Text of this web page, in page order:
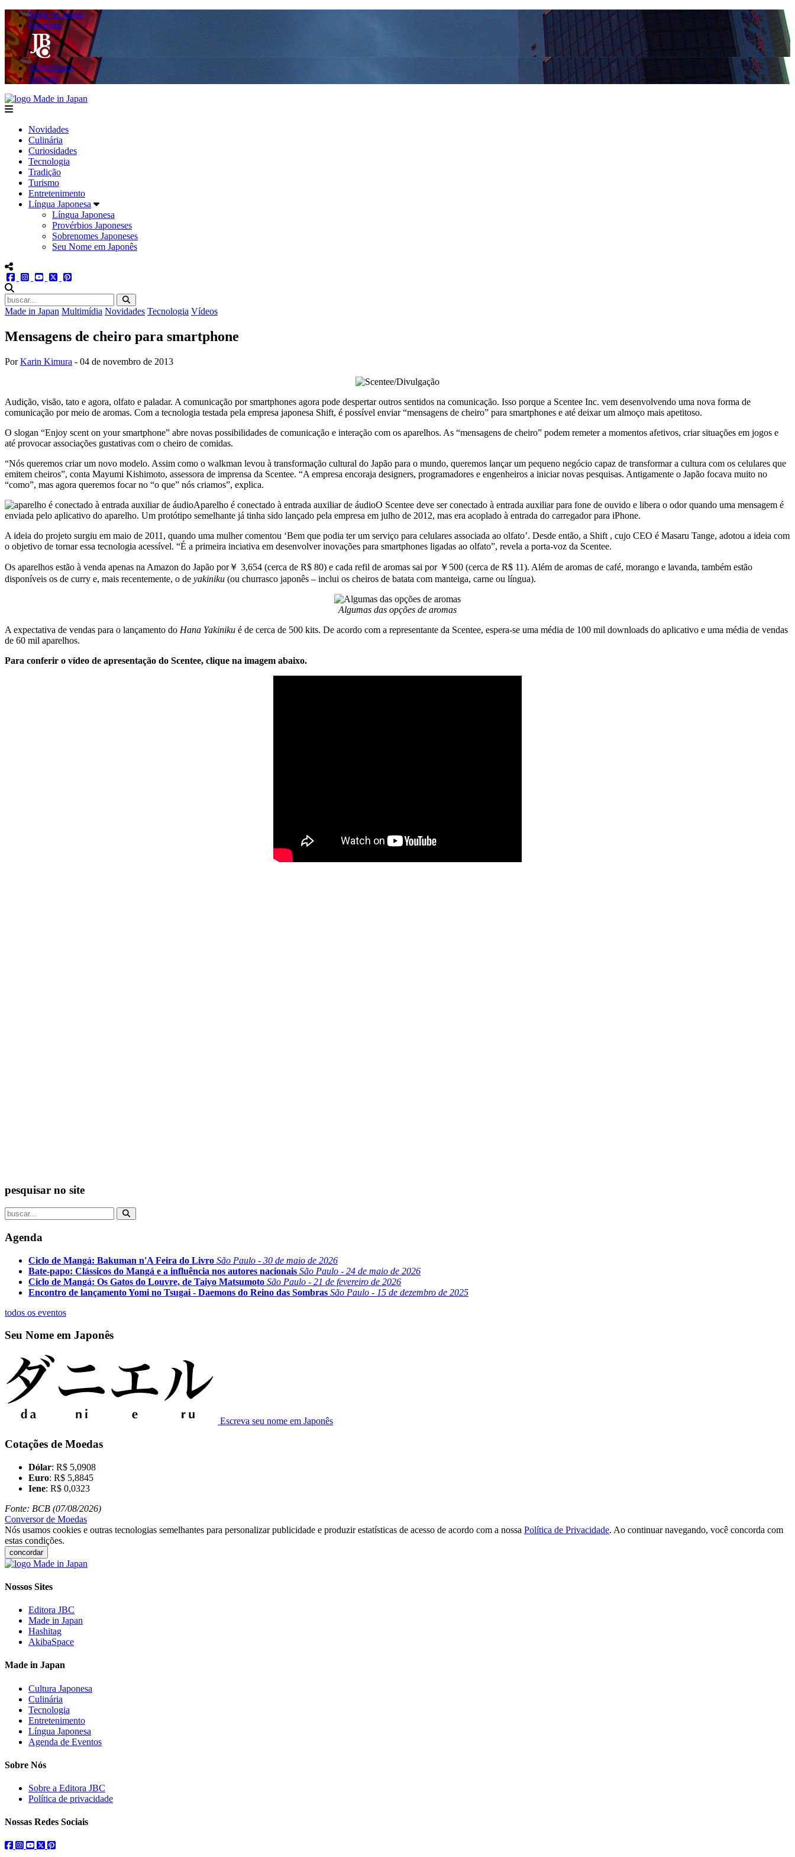
Made in Japan
Hashitag
AkibaSpace
Agenda
menu
Novidades
Culinária
Curiosidades
Tecnologia
Tradição
Turismo
Entretenimento
Língua Japonesa
Língua Japonesa
Provérbios Japoneses
Sobrenomes Japoneses
Seu Nome em Japonês
menu redes social
facebookinstagram
youtube
twitter
Made in Japan Multimídia Novidades Tecnologia Vídeos
Mensagens de cheiro para smartphone
PorKarin Kimura - 04 de novembro de 2013
Audição, visão, tato e agora, olfato e paladar. A comunicação por smartphones agora pode despertar outros sentidos na comunicação. Isso porque a Scentee Inc. vem desenvolvendo uma nova forma de
comunicação por meio de aromas. Com a tecnologia testada pela empresa japonesa Shift, é possível enviar “mensagens de cheiro” para smartphones e até deixar um almoço mais apetitoso.
O slogan “Enjoy scent on your smartphone” abre novas possibilidades de comunicação e interação com os aparelhos. As “mensagens de cheiro” podem remeter a momentos afetivos, criar situações em jogos e
até provocar associações gustativas com o cheiro de comidas.
“Nós queremos criar um novo modelo. Assim como o walkman levou à transformação cultural do Japão para o mundo, queremos lançar um pequeno negócio capaz de transformar a cultura com os celulares que
emitem cheiros”, conta Mayumi Kishimoto, assessora de imprensa da Scentee. “A empresa encoraja designers, programadores e engenheiros a iniciar novas pesquisas. Antigamente o Japão focava muito no
“como”, mas agora queremos focar no “o que” nós criamos”, explica.
Aparelho é conectado à entrada auxiliar de áudioO Scentee deve ser conectado à entrada auxiliar para fone de ouvido e libera o odor quando uma mensagem é
enviada pelo aplicativo do aparelho. Um protótipo semelhante já tinha sido lançado pela empresa em julho de 2012, mas era acoplado à entrada do carregador para iPhone.
A ideia do projeto surgiu em maio de 2011, quando uma mulher comentou ‘Bem que podia ter um serviço para celulares associada ao olfato’. Desde então, a Shift , cujo CEO é Masaru Tange, adotou a ideia com
o objetivo de tornar essa tecnologia acessível. “É a primeira inciativa em desenvolver inovações para smartphones ligadas ao olfato”, revela a porta-voz da Scentee.
Os aparelhos estão à venda apenas na Amazon do Japão por￥ 3,654 (cerca de R$ 80) e cada refil de aromas sai por ￥500 (cerca de R$ 11). Além de aromas de café, morango e lavanda, também estão
disponíveis os de curry e, mais recentemente, o de yakiniku (ou churrasco japonês – inclui os cheiros de batata com manteiga, carne ou língua).
Algumas das opções de aromas
A expectativa de vendas para o lançamento do Hana Yakiniku é de cerca de 500 kits. De acordo com a representante da Scentee, espera-se uma média de 100 mil downloads do aplicativo e uma média de vendas
de 60 mil aparelhos.
Para conferir o vídeo de apresentação do Scentee, clique na imagem abaixo.
pesquisar no site
Agenda
Ciclo de Mangá: Bakuman n'A Feira do Livro São Paulo - 30 de maio de 2026
Bate-papo: Clássicos do Mangá e a influência nos autores nacionais São Paulo - 24 de maio de 2026
Ciclo de Mangá: Os Gatos do Louvre, de Taiyo Matsumoto São Paulo - 21 de fevereiro de 2026
Encontro de lançamento Yomi no Tsugai - Daemons do Reino das Sombras São Paulo - 15 de dezembro de 2025
todos os eventos
Seu Nome em Japonês
Escreva seu nome em Japonês
Cotações de Moedas
Dólar: R$ 5,0908
Euro: R$ 5,8845
Iene: R$ 0,0323
Fonte: BCB (07/08/2026)
Conversor de Moedas
Nós usamos cookies e outras tecnologias semelhantes para personalizar publicidade e produzir estatísticas de acesso de acordo com a nossa Política de Privacidade. Ao continuar navegando, você concorda com
estas condições.
concordar
Nossos Sites
Editora JBC
Made in Japan
Hashitag
AkibaSpace
Made in Japan
Cultura Japonesa
Culinária
Tecnologia
Entretenimento
Língua Japonesa
Agenda de Eventos
Sobre Nós
Sobre a Editora JBC
Política de privacidade
Nossas Redes Sociais
facebook
instagram
youtube
twitterpinterest